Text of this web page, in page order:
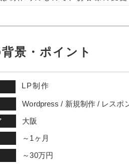
景・ポイント
LP制作
Wordpress / 新規制作 / レスポ
大阪
～1ヶ月
～30万円